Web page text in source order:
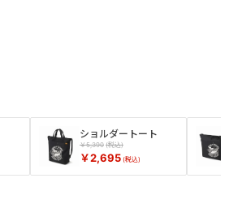
ショルダートート
￥5,390
￥2,695